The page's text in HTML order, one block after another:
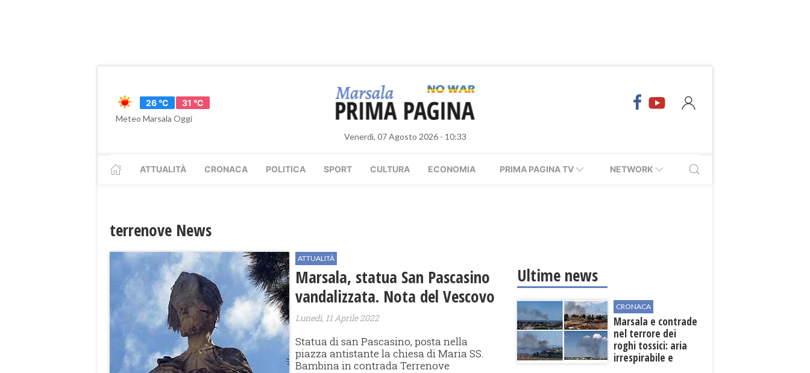
26 °C
31 °C
Meteo Marsala Oggi
Venerdì, 07 Agosto 2026 - 10:33
ATTUALITÀ CRONACA POLITICA SPORT CULTURA ECONOMIA PRIMA PAGINA TV NETWORK
terrenove News
ATTUALITÀ
Marsala, statua San Pascasino
vandalizzata. Nota del Vescovo
Lunedì, 11 Aprile 2022
Statua di san Pascasino, posta nella
piazza antistante la chiesa di Maria SS.
Bambina in contrada Terrenove
Ultime news
CRONACA
Marsala e contrade
nel terrore dei
roghi tossici: aria
irrespirabile e